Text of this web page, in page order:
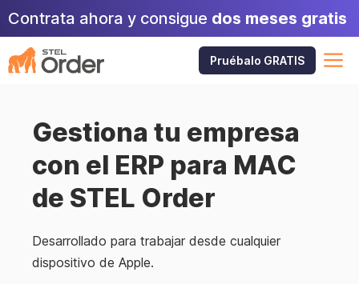
Skip
content
Contrata ahora y consigue dos meses gratis
Pruébalo GRATIS
Gestiona tu empresa
con el ERP para MAC
de STEL Order
Desarrollado para trabajar desde cualquier
dispositivo de Apple.